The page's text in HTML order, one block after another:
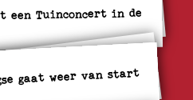
een Tuinconcert in de
gaat weer van start